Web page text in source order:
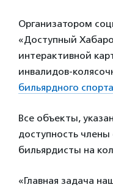
Организатором
«Доступный
интерактивной
инвалидов-
бильярдного
Все объекты,
доступность
бильярдисты на
«Главная задача